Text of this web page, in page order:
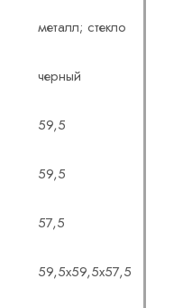
металл; стекло
черный
59,5
59,5
57,5
59,5х59,5х57,5